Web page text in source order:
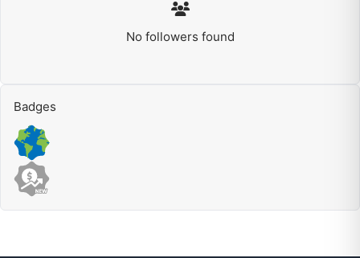
No followers found
Badges